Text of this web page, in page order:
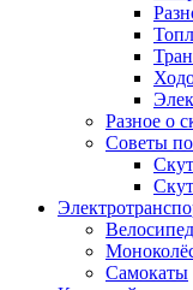
Разное о
Советы
Самокаты